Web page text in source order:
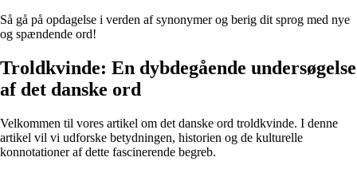
Så gå på opdagelse i verden af synonymer og berig dit sprog med nye
og spændende ord!
Troldkvinde: En dybdegående undersøgelse
af det danske ord
Velkommen til vores artikel om det danske ord troldkvinde. I denne
artikel vil vi udforske betydningen, historien og de kulturelle
konnotationer af dette fascinerende begreb.